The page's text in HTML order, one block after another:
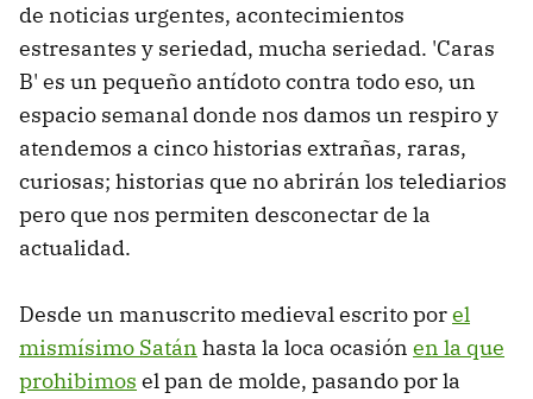
de noticias urgentes, acontecimientos
estresantes y seriedad, mucha seriedad. 'Caras
B' es un pequeño antídoto contra todo eso, un
espacio semanal donde nos damos un respiro y
atendemos a cinco historias extrañas, raras,
curiosas; historias que no abrirán los telediarios
pero que nos permiten desconectar de la
actualidad.
Desde un manuscrito medieval escrito porel
mismísimo Satán hasta la loca ocasión en la que
prohibimos el pan de molde, pasando por la